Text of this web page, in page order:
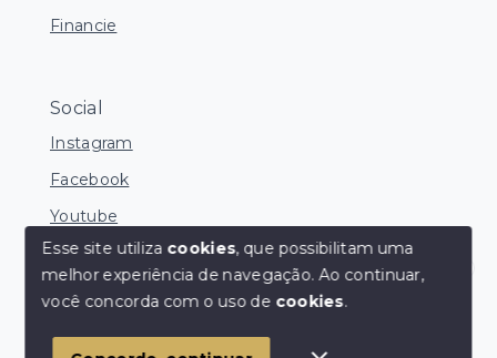
Financie
Social
Instagram
Facebook
Youtube
© Copyright 2026 - Ocean Consultoria de Imóveis -
Corretores Online
Esse site utiliza cookies, que possibilitam uma
melhor experiência de navegação.Ao continuar,
você concorda com o uso de cookies.